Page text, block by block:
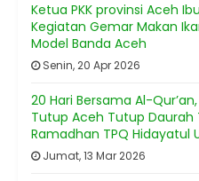
Ketua PKK provinsi Aceh
Kegiatan Gemar Makan
Model Banda Aceh
Senin, 20 Apr 2026
20 Hari Bersama Al-
Tutup Aceh Tutup Daurah
Ramadhan TPQ Hidayatul
Jumat, 13 Mar 2026